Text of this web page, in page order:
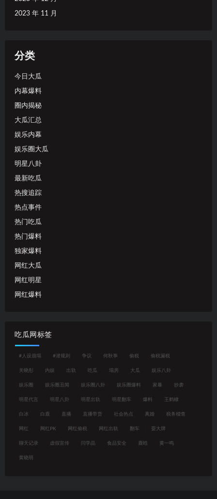
2023 年 11 月
分类
今日大瓜
内幕爆料
圈内揭秘
大瓜汇总
娱乐内幕
娱乐圈大瓜
明星八卦
最新吃瓜
热搜追踪
热点事件
热门吃瓜
热门爆料
独家爆料
网红大瓜
网红明星
网红爆料
吃瓜网标签
#人设崩塌 #潜规则 争议 何秋亊 偷税 偷税漏税
关晓彤 内娱 出轨 吃瓜 塌房 大瓜 娱乐八卦
娱乐圈 娱乐圈丑闻 娱乐圈八卦 娱乐圈爆料 家暴 抄袭
明星代言 明星八卦 明星出轨 明星翻车 爆料 王鹤棣
白冰 白鹿 直播 直播带货 社会热点 离婚 税务稽查
网红 网红PK 网红偷税 网红出轨 翻车 耍大牌
聊天记录 虚假宣传 闫学晶 食品安全 鹿晗 黄一鸣
黄晓明